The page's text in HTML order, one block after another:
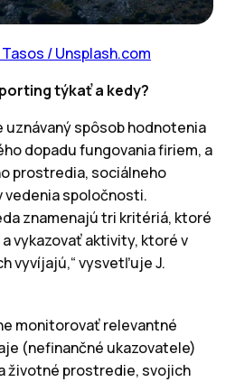
Tasos / Unsplash.com
týkať a kedy?
uznávaný spôsob hodnotenia
dopadu fungovania firiem, a
prostredia, sociálneho
spoločnosti.
znamenajú tri kritériá, ktoré
vykazovať aktivity, ktoré v
vyvíjajú,“ vysvetľuje J.
monitorovať relevantné
(nefinančné ukazovatele)
životné prostredie, svojich